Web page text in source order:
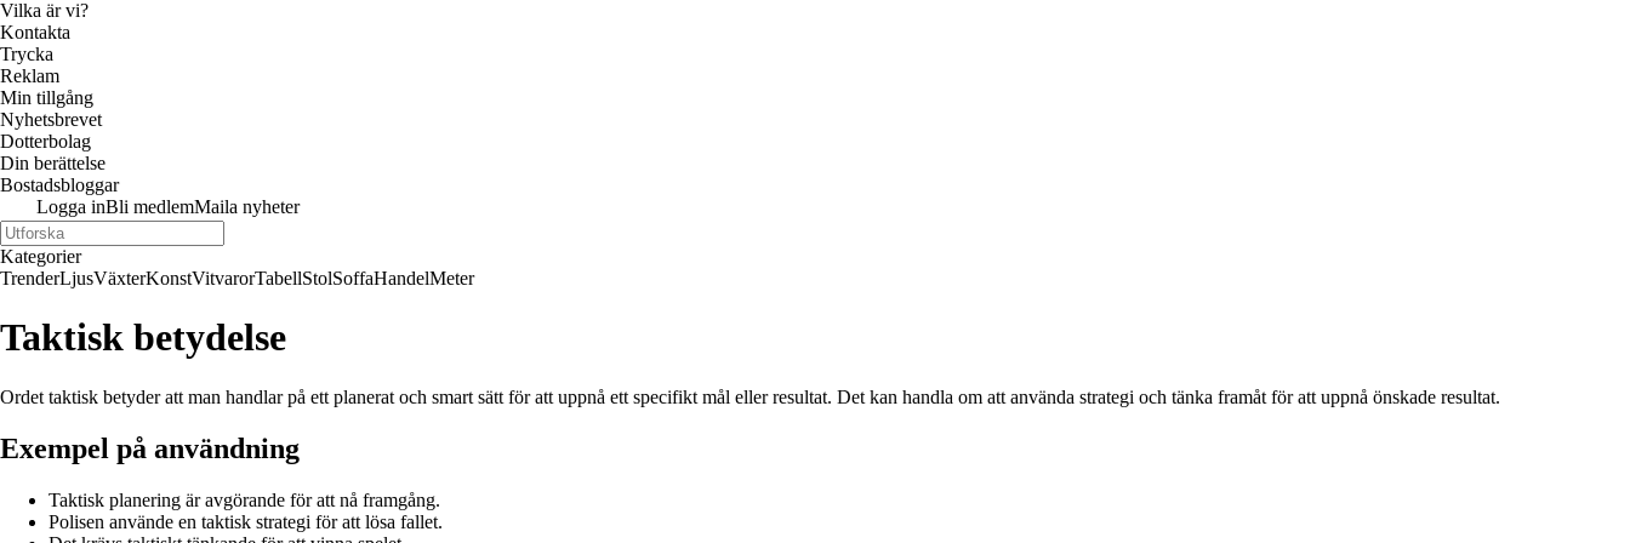
Vilka är vi?
Kontakta
Trycka
Reklam
Min tillgång
Nyhetsbrevet
Dotterbolag
Din berättelse
Bostadsbloggar
Logga inBli medlemMaila nyheter
Kategorier
TrenderLjusVäxterKonstVitvarorTabellStolSoffaHandelMeter
Taktisk betydelse
Ordet taktisk betyder att man handlar på ett planerat och smart sätt för att uppnå ett specifikt mål eller resultat. Det kan handla om att använda strategi och tänka framåt för att uppnå önskade resultat.
Exempel på användning
Taktisk planering är avgörande för att nå framgång.
Polisen använde en taktisk strategi för att lösa fallet.